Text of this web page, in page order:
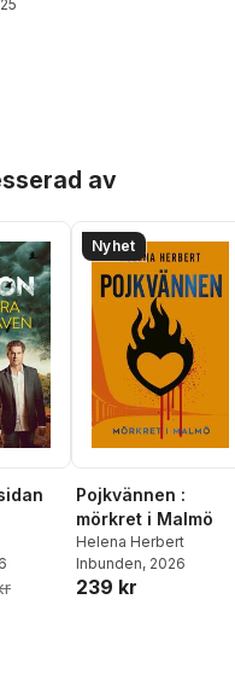
Totalt antal röster:
av
Nyhet
Pojkvännen :
mörkret i Malmö
Helena Herbert
Inbunden, 2026
239 kr